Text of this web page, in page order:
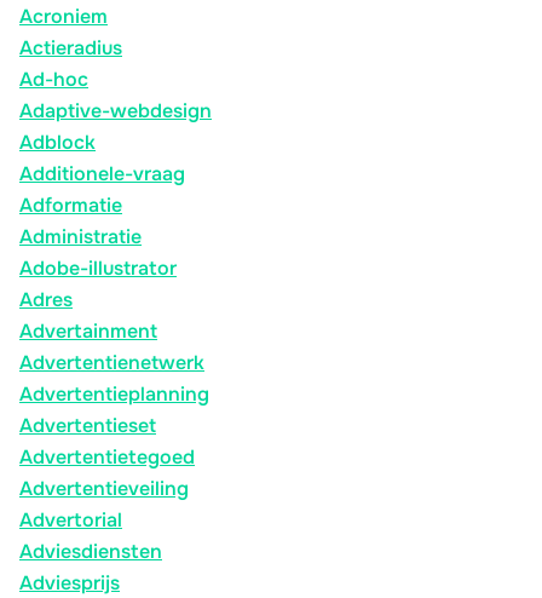
Acroniem
Actieradius
Ad-hoc
Adaptive-webdesign
Adblock
Additionele-vraag
Adformatie
Administratie
Adobe-illustrator
Adres
Advertainment
Advertentienetwerk
Advertentieplanning
Advertentieset
Advertentietegoed
Advertentieveiling
Advertorial
Adviesdiensten
Adviesprijs